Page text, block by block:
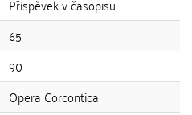
Příspěvek v časopisu
65
90
Opera Corcontica